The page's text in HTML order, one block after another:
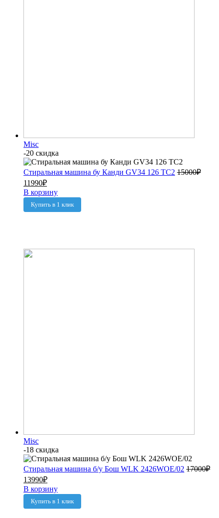
Misc
-20 скидка
Стиральная машина бу Канди GV34 126 TC2 15000₽
11990₽
В корзину
Купить в 1 клик
Misc
-18 скидка
Стиральная машина б/у Бош WLK 2426WOE/02 17000₽
13990₽
В корзину
Купить в 1 клик